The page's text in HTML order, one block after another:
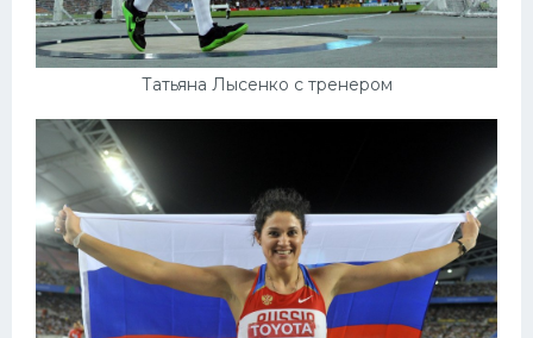
Татьяна Лысенко с тренером